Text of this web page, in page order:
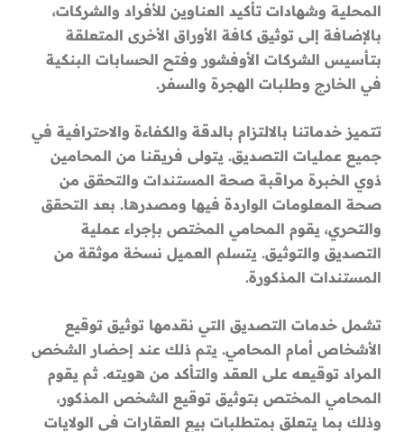
المحلية وشهادات تأكيد العناوين للأفراد والشركات،
بالإضافة إلى توثيق كافة الأوراق الأخرى المتعلقة
بتأسيس الشركات الأوفشور وفتح الحسابات البنكية
في الخارج وطلبات الهجرة والسفر.
تتميز خدماتنا بالالتزام بالدقة والكفاءة والاحترافية في
جميع عمليات التصديق. يتولى فريقنا من المحامين
ذوي الخبرة مراقبة صحة المستندات والتحقق من
صحة المعلومات الواردة فيها ومصدرها. بعد التحقق
والتحري، يقوم المحامي المختص بإجراء عملية
التصديق والتوثيق. يتسلم العميل نسخة موثقة من
المستندات المذكورة.
تشمل خدمات التصديق التي نقدمها توثيق توقيع
الأشخاص أمام المحامي. يتم ذلك عند إحضار الشخص
المراد توقيعه على العقد والتأكد من هويته. ثم يقوم
المحامي المختص بتوثيق توقيع الشخص المذكور،
وذلك بما يتعلق بمتطلبات بيع العقارات في الولايات